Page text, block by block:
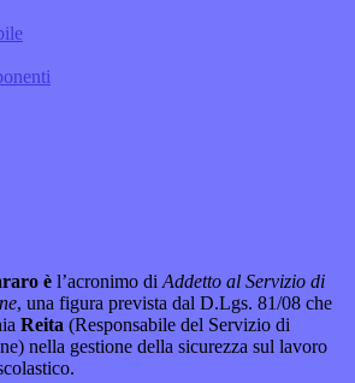
è l’acronimo di Addetto al Servizio di
, una figura prevista dal D.Lgs. 81/08 che
Reita (Responsabile del Servizio di
nella gestione della sicurezza sul lavoro